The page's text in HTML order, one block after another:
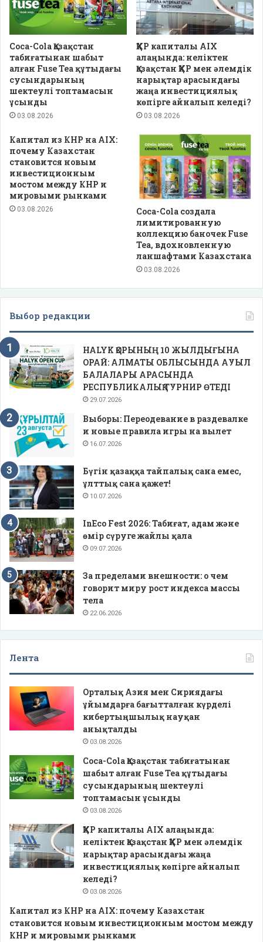
Coca-Cola Қазақстан
табиғатынан шабыт
алған Fuse Tea құтыдағы
сусындарының
шектеулі топтамасын
ұсынды
03.08.2026
ҚХР капиталы AIX
алаңында: неліктен
Қазақстан ҚХР мен әлемдік
нарықтар арасындағы
жаңа инвестициялық
көпірге айналып келеді?
03.08.2026
Капитал из КНР на AIX:
почему Казахстан
становится новым
инвестиционным
мостом между КНР и
мировыми рынками
03.08.2026
Coca-Cola создала
лимитированную
коллекцию баночек Fuse
Tea, вдохновленную
ланшафтами Казахстана
03.08.2026
Выбор редакции
HALYK ҚОРЫНЫҢ 10 ЖЫЛДЫҒЫНА
ОРАЙ: АЛМАТЫ ОБЛЫСЫНДА АУЫЛ
БАЛАЛАРЫ АРАСЫНДА
РЕСПУБЛИКАЛЫҚ ТУРНИР ӨТЕДІ
29.07.2026
Выборы: Переодевание в раздевалке
и новые правила игры на вылет
16.07.2026
Бүгін қазаққа тайпалық сана емес,
ұлттық сана қажет!
10.07.2026
InEco Fest 2026: Табиғат, адам және
өмір сүруге жайлы қала
09.07.2026
За пределами внешности: о чем
говорит миру рост индекса массы
тела
22.06.2026
Лента
Орталық Азия мен Сириядағы
ұйымдарға бағытталған күрделі
кибертыңшылық науқан
анықталды
03.08.2026
Coca-Cola Қазақстан табиғатынан
шабыт алған Fuse Tea құтыдағы
сусындарының шектеулі
топтамасын ұсынды
03.08.2026
ҚХР капиталы AIX алаңында:
неліктен Қазақстан ҚХР мен әлемдік
нарықтар арасындағы жаңа
инвестициялық көпірге айналып
келеді?
03.08.2026
Капитал из КНР на AIX: почему Казахстан
становится новым инвестиционным мостом между
КНР и мировыми рынками